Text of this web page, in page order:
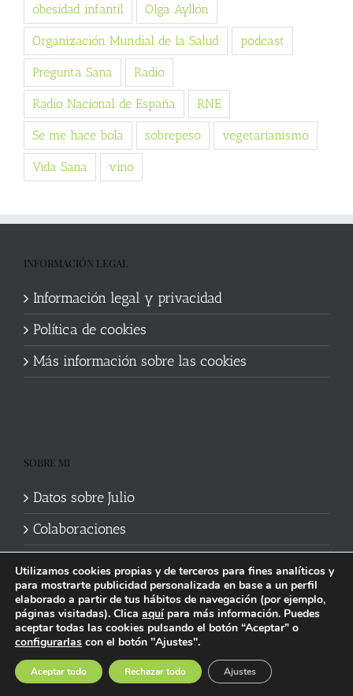
obesidad infantil Olga Ayllón
Organización Mundial de la Salud podcast
Pregunta Sana Radio
Radio Nacional de España RNE
Se me hace bola sobrepeso vegetarianismo
Vida Sana vino
INFORMACIÓN LEGAL
Información legal y privacidad
Política de cookies
Más información sobre las cookies
SOBRE MI
Datos sobre Julio
Colaboraciones
Política de cookies | Información legal y privacidad
| Web mantenida
porStudi7
Facebook YouTubeInstagramSpotify
Bluesky
social
Threads
Utilizamos cookies propias y de terceros para fines analíticos y
para mostrarte publicidad personalizada en base a un perfil
elaborado a partir de tus hábitos de navegación (por ejemplo,
páginas visitadas). Clica aquípara más información. Puedes
aceptar todas las cookies pulsando el botón “Aceptar” o
configurarlas con el botón "Ajustes".
Aceptar todo Rechazar todo Ajustes